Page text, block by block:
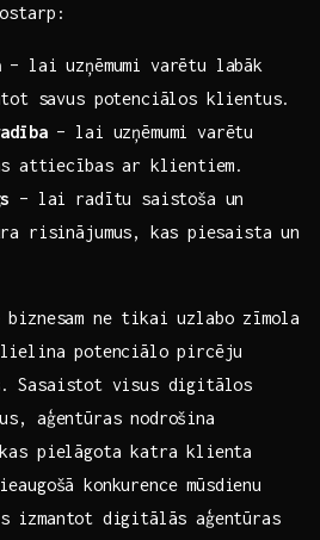
– lai uzņēmumi varētu‍ labāk
savus potenciālos ‍klientus.
– lai uzņēmumi varētu
⁣attiecības ‍ar ​klientiem.
– lai radītu​ saistoša un​
risinājumus, ⁢kas ⁣piesaista un
biznesam ne tikai uzlabo zīmola
⁤potenciālo pircēju
Sasaistot⁣ visus digitālos
aģentūras nodrošina
​pielāgota katra klienta
konkurence mūsdienu
izmantot⁣ digitālās aģentūras⁢